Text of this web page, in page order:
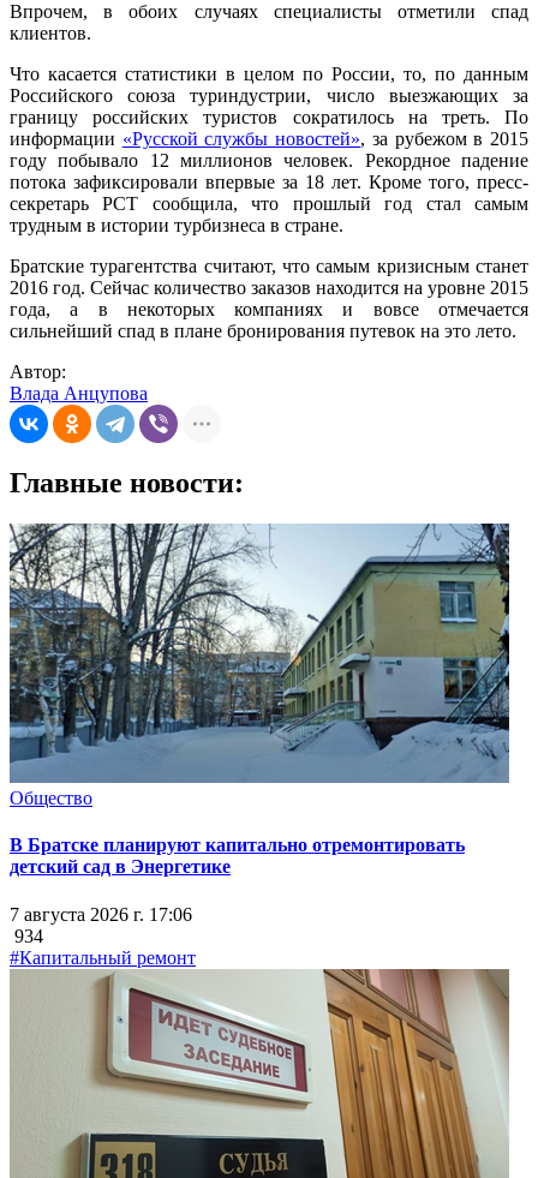
Впрочем, в обоих случаях специалисты отметили спад
клиентов.
Что касается статистики в целом по России, то, по данным
Российского союза туриндустрии, число выезжающих за
границу российских туристов сократилось на треть. По
информации «Русской службы новостей», за рубежом в 2015
году побывало 12 миллионов человек. Рекордное падение
потока зафиксировали впервые за 18 лет. Кроме того, пресс-
секретарь РСТ сообщила, что прошлый год стал самым
трудным в истории турбизнеса в стране.
Братские турагентства считают, что самым кризисным станет
2016 год. Сейчас количество заказов находится на уровне 2015
года, а в некоторых компаниях и вовсе отмечается
сильнейший спад в плане бронирования путевок на это лето.
Автор:
Влада Анцупова
Главные новости:
Общество
В Братске планируют капитально отремонтировать
детский сад в Энергетике
7 августа 2026 г. 17:06
934
#Капитальный ремонт